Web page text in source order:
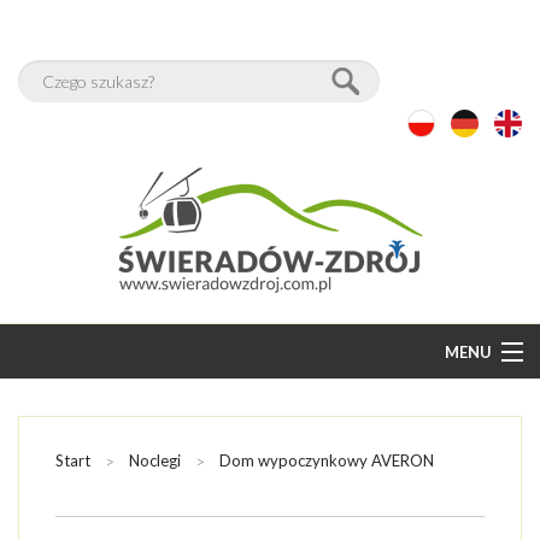
MENU
BAZA NOCLEGÓW
WOLNE POKOJE
Start Noclegi Dom wypoczynkowy AVERON